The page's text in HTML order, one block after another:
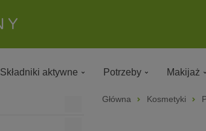
Składniki aktywne Potrzeby Makijaż
Główna Kosmetyki